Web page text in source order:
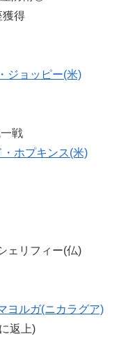
獲得
ジョッピー(米)
戦
ホプキンス(米)
リフィー(仏)
ヨルガ(ニカラグア)
返上)